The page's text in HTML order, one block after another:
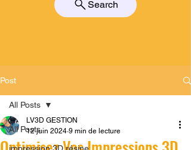
Search
Post
All Posts
All Posts
LV3D GESTION
12 juin 2024 9 min de lecture